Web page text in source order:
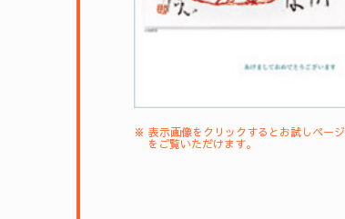
※ 表示画像をクリックするとお試しページ
をご覧いただけます。